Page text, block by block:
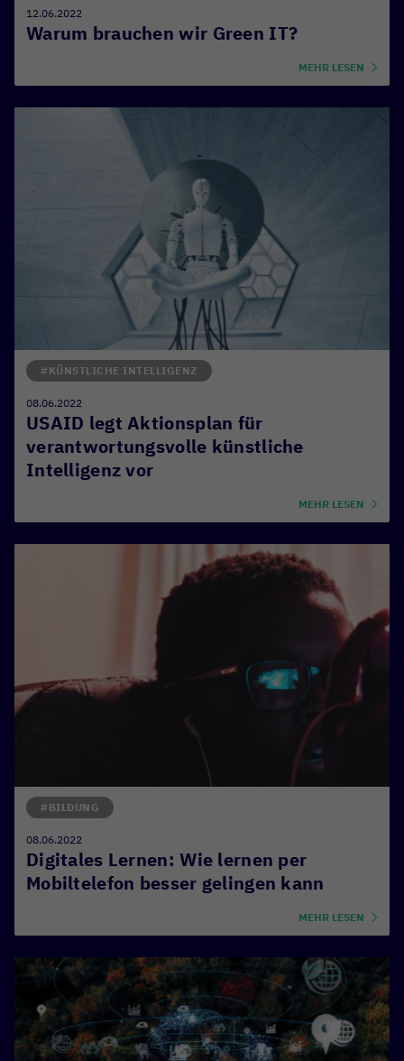
Warum brauchen wir Green IT?
12.06.2022
MEHR LESEN
USAID legt Aktionsplan für
verantwortungsvolle künstliche
Intelligenz vor
#KÜNSTLICHE INTELLIGENZ
08.06.2022
MEHR LESEN
Digitales Lernen: Wie lernen per
Mobiltelefon besser gelingen kann
#BILDUNG
08.06.2022
MEHR LESEN